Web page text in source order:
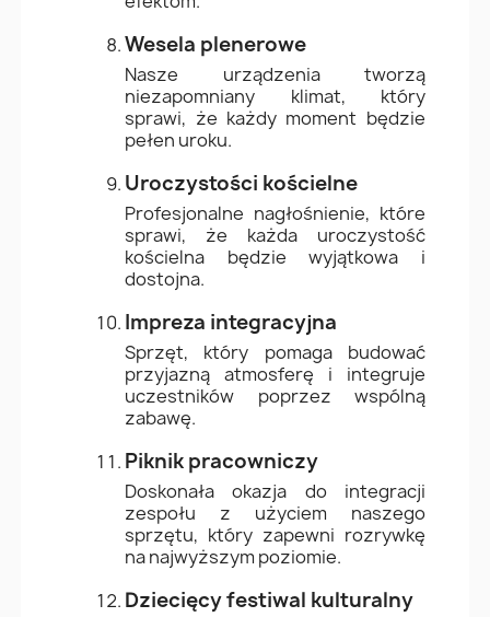
Wesela plenerowe
Nasze urządzenia tworzą
niezapomniany klimat, który
sprawi, że każdy moment będzie
pełen uroku.
Uroczystości kościelne
Profesjonalne nagłośnienie, które
sprawi, że każda uroczystość
kościelna będzie wyjątkowa i
dostojna.
Impreza integracyjna
Sprzęt, który pomaga budować
przyjazną atmosferę i integruje
uczestników poprzez wspólną
zabawę.
Piknik pracowniczy
Doskonała okazja do integracji
zespołu z użyciem naszego
sprzętu, który zapewni rozrywkę
na najwyższym poziomie.
Dziecięcy festiwal kulturalny